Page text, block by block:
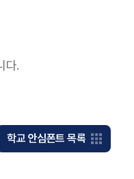
다.
학교 안심폰트 목록